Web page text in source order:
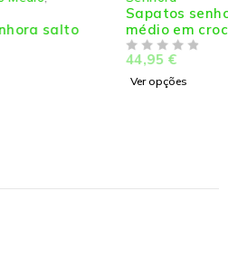
Sapatos senhora c/salto
médio em croco